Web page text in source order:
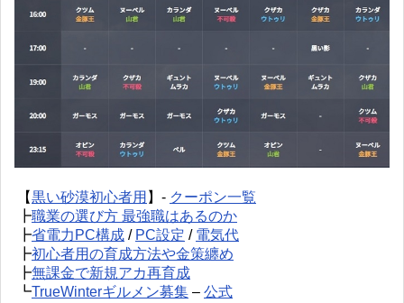
【黒い砂漠初心者用 】- クーポン一覧
┣職業の選び方 最強職はあるのか
┣省電力PC構成 / PC設定 / 電気代
┣初心者用の育成方法や金策纏め
┣無課金で新規アカ再育成
┗TrueWinterギルメン募集 – 公式